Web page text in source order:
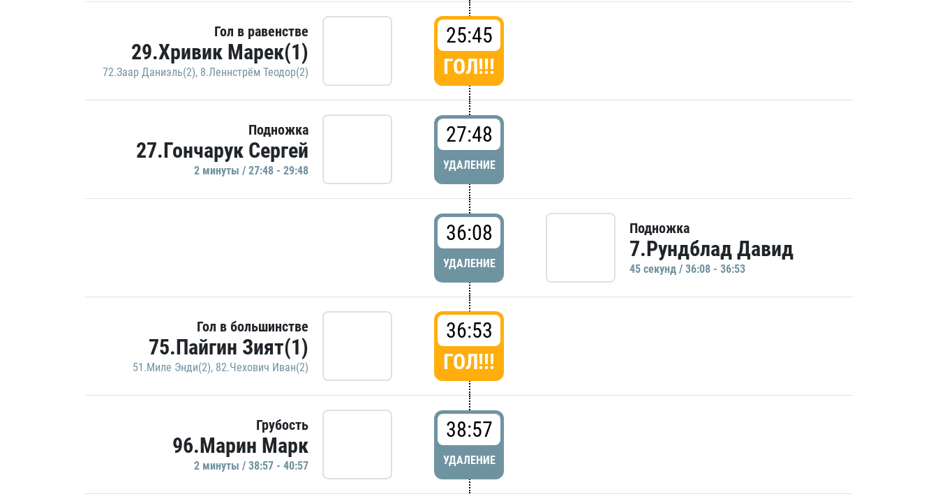
Гол в равенстве
29.Хривик Марек(1)
72.Заар Даниэль(2), 8.Леннстрём Теодор(2)
25:45
ГОЛ!!!
Подножка
27.Гончарук Сергей
2 минуты / 27:48 - 29:48
27:48
УДАЛЕНИЕ
36:08
УДАЛЕНИЕ
Подножка
7.Рундблад Давид
45 секунд / 36:08 - 36:53
Гол в большинстве
75.Пайгин Зият(1)
51.Миле Энди(2), 82.Чехович Иван(2)
36:53
ГОЛ!!!
Грубость
96.Марин Марк
2 минуты / 38:57 - 40:57
38:57
УДАЛЕНИЕ